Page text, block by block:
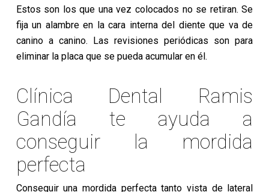
Estos son los que una vez colocados no se retiran. Se
fija un alambre en la cara interna del diente que va de
canino a canino. Las revisiones periódicas son para
eliminar la placa que se pueda acumular en él.
Clínica Dental Ramis
Gandía te ayuda a
conseguir la mordida
perfecta
Conseguir una mordida perfecta tanto vista de lateral